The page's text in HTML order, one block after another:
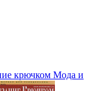
крючком Мода и